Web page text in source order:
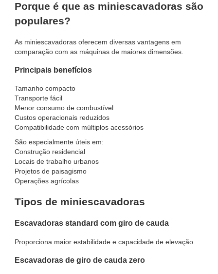
Porque é que as miniescavadoras são
populares?
As miniescavadoras oferecem diversas vantagens em
comparação com as máquinas de maiores dimensões.
Principais benefícios
Tamanho compacto
Transporte fácil
Menor consumo de combustível
Custos operacionais reduzidos
Compatibilidade com múltiplos acessórios
São especialmente úteis em:
Construção residencial
Locais de trabalho urbanos
Projetos de paisagismo
Operações agrícolas
Tipos de miniescavadoras
Escavadoras standard com giro de cauda
Proporciona maior estabilidade e capacidade de elevação.
Escavadoras de giro de cauda zero